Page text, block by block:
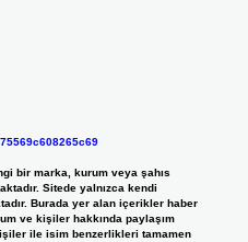
bir marka, kurum veya şahıs
Sitede yalnızca kendi
Burada yer alan içerikler haber
ve kişiler hakkında paylaşım
ile isim benzerlikleri tamamen